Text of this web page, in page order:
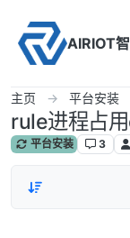
AIRIOT
主页 平台安装
rule进程占
平台安装 3